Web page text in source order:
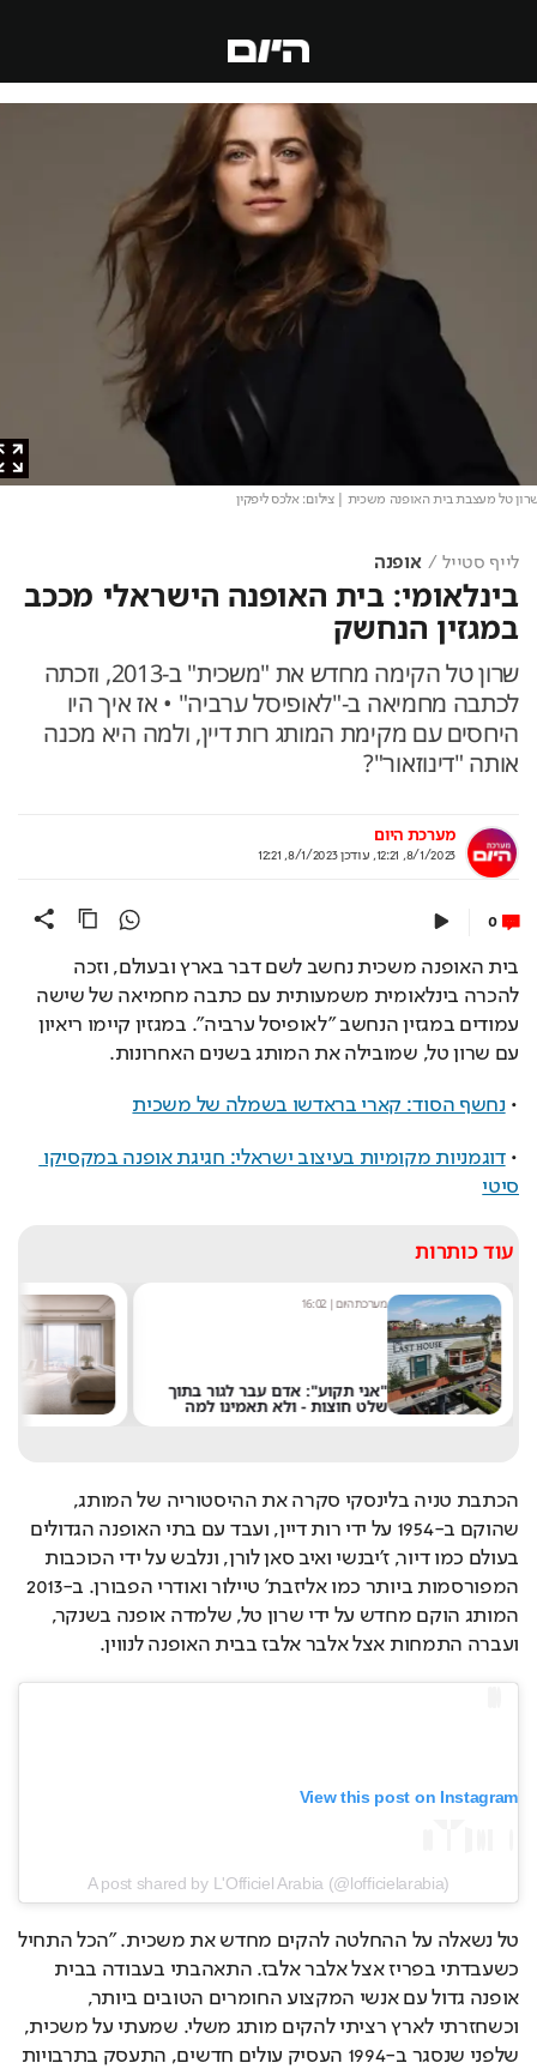
טל מעצבת בית האופנה משכית| צילום: אלכס ליפקין
לייף סטייל אופנה
בינלאומי: בית האופנה הישראלי מככב
במגזין הנחשק
שרון טל הקימה מחדש את "משכית" ב-2013, וזכתה
לכתבה מחמיאה ב-"לאופיסל ערביה" • אז איך היו
היחסים עם מקימת המותג רות דיין, ולמה היא מכנה
אותה "דינוזאור"?
מערכת היום
8/1/2023, 12:21
,עודכן8/1/2023, 12:21
0
בית האופנה משכית נחשב לשם דבר בארץ ובעולם, וזכה
להכרה בינלאומית משמעותית עם כתבה מחמיאה של שישה
עמודים במגזין הנחשב "לאופיסל ערביה". במגזין קיימו ריאיון
עם שרון טל, שמובילה את המותג בשנים האחרונות.
נחשף הסוד: קארי בראדשו בשמלה של משכית
דוגמניות מקומיות בעיצוב ישראלי: חגיגת אופנה במקסיקו
סיטי
עוד כותרות
מערכת היום|
16:02
"אני תקוע": אדם עבר לגור בתוך
שלט חוצות - ולא תאמינו למה
הכתבת טניה בלינסקי סקרה את ההיסטוריה של המותג,
שהוקם ב-1954 על ידי רות דיין, ועבד עם בתי האופנה הגדולים
בעולם כמו דיור, ז'יבנשי ואיב סאן לורן, ונלבש על ידי הכוכבות
המפורסמות ביותר כמו אליזבת' טיילור ואודרי הפבורן. ב-2013
המותג הוקם מחדש על ידי שרון טל, שלמדה אופנה בשנקר,
ועברה התמחות אצל אלבר אלבז בבית האופנה לנווין.
View this post on Instagram
A post shared by L'Officiel Arabia (@lofficielarabia)
טל נשאלה על ההחלטה להקים מחדש את משכית. "הכל התחיל
כשעבדתי בפריז אצל אלבר אלבז. התאהבתי בעבודה בבית
אופנה גדול עם אנשי המקצוע החומרים הטובים ביותר,
וכשחזרתי לארץ רציתי להקים מותג משלי. שמעתי על משכית,
שלפני שנסגר ב-1994 העסיק עולים חדשים, התעסק בתרבויות